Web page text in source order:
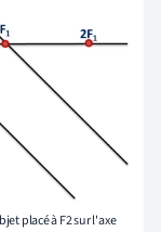
placé à F2 sur l'axe